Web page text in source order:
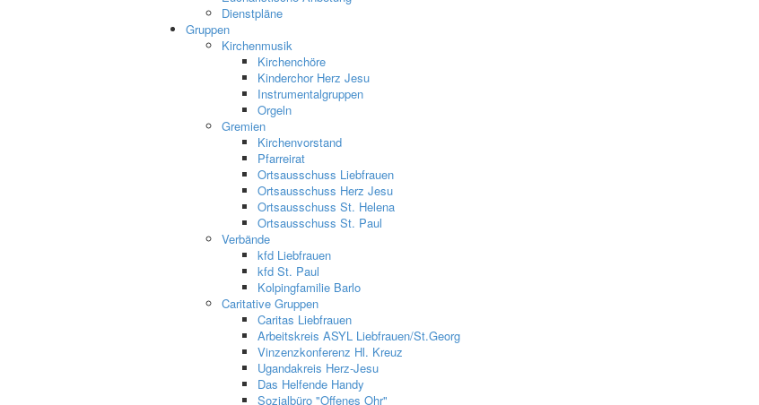
Dienstpläne
Gruppen
Kirchenmusik
Kirchenchöre
Kinderchor Herz Jesu
Instrumentalgruppen
Orgeln
Gremien
Kirchenvorstand
Pfarreirat
Ortsausschuss Liebfrauen
Ortsausschuss Herz Jesu
Ortsausschuss St. Helena
Ortsausschuss St. Paul
Verbände
kfd Liebfrauen
kfd St. Paul
Kolpingfamilie Barlo
Caritative Gruppen
Caritas Liebfrauen
Arbeitskreis ASYL Liebfrauen/St.Georg
Vinzenzkonferenz Hl. Kreuz
Ugandakreis Herz-Jesu
Das Helfende Handy
Sozialbüro "Offenes Ohr"